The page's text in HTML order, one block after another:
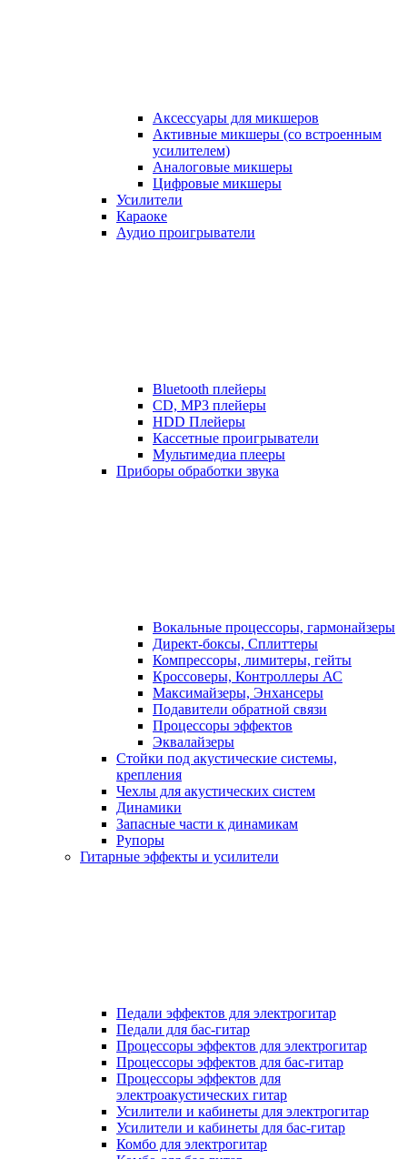
Аксессуары для микшеров
Активные микшеры (со встроенным
усилителем)
Аналоговые микшеры
Цифровые микшеры
Усилители
Караоке
Аудио проигрыватели
Bluetooth плейеры
CD, MP3 плейеры
HDD Плейеры
Кассетные проигрыватели
Мультимедиа плееры
Приборы обработки звука
Вокальные процессоры, гармонайзеры
Директ-боксы, Сплиттеры
Компрессоры, лимитеры, гейты
Кроссоверы, Контроллеры АС
Максимайзеры, Энхансеры
Подавители обратной связи
Процессоры эффектов
Эквалайзеры
Стойки под акустические системы,
крепления
Чехлы для акустических систем
Динамики
Запасные части к динамикам
Рупоры
Гитарные эффекты и усилители
Педали эффектов для электрогитар
Педали для бас-гитар
Процессоры эффектов для электрогитар
Процессоры эффектов для бас-гитар
Процессоры эффектов для
электроакустических гитар
Усилители и кабинеты для электрогитар
Усилители и кабинеты для бас-гитар
Комбо для электрогитар